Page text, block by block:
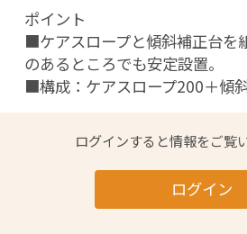
ポイント
■ケアスロープと傾斜補正台を
のあるところでも安定設置。
■構成：ケアスロープ200＋傾
ログインすると情報をご覧
ログイン